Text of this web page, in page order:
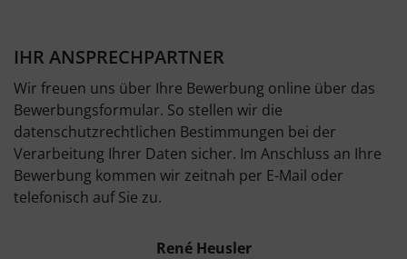
IHR ANSPRECHPARTNER
Wir freuen uns über Ihre Bewerbung online über das
Bewerbungsformular. So stellen wir die
datenschutzrechtlichen Bestimmungen bei der
Verarbeitung Ihrer Daten sicher. Im Anschluss an Ihre
Bewerbung kommen wir zeitnah per E-Mail oder
telefonisch auf Sie zu.
René Heusler